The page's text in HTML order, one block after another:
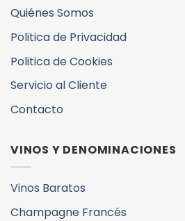
Quiénes Somos
Politica de Privacidad
Politica de Cookies
Servicio al Cliente
Contacto
VINOS Y DENOMINACIONES
Vinos Baratos
Champagne Francés